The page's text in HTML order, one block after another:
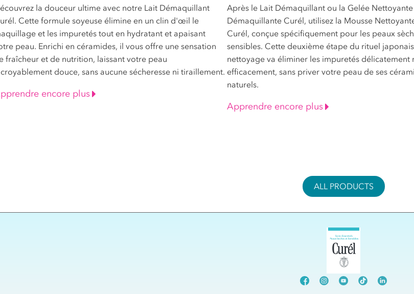
la douceur ultime avec notre Lait Démaquillant
Cette formule soyeuse élimine en un clin d'œil le
et les impuretés tout en hydratant et apaisant
peau. Enrichi en céramides, il vous offre une sensation
fraîcheur et de nutrition, laissant votre peau
douce, sans aucune sécheresse ni tiraillement.
encore plus
Après le Lait Démaquillant ou la Gelée Nettoyante
Démaquillante Curél, utilisez la Mousse
Curél, conçue spécifiquement pour les peaux
sensibles. Cette deuxième étape du rituel
nettoyage va éliminer les impuretés délicatement
efficacement, sans priver votre peau de ses
naturels.
Apprendre encore plus
ALL PRODUCTS